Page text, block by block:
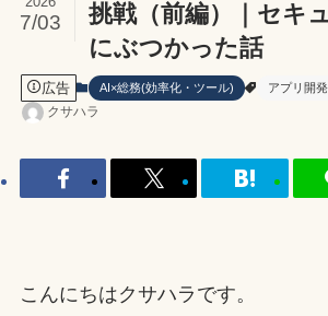
挑戦（前編）｜セキ
にぶつかった話
7/03
広告 AI×総務(効率化・ツール) アプリ開発
クサハラ
こんにちはクサハラです。